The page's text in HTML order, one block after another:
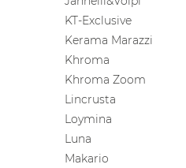
KT-Exclusive
Kerama Marazzi
Khroma
Khroma Zoom
Lincrusta
Loymina
Luna
Makario